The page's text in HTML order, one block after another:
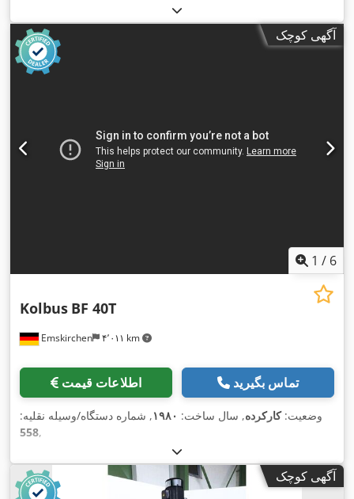
آگهی کوچک
1 / 6
Emskirchen ۴٬۰۱۱ km
Kolbus BF 40T
اطلاعات قیمت تماس بگیرید
وضعیت:کارکرده, سال ساخت: ۱۹۸۰, شماره دستگاه/وسیله نقلیه:
558,
آگهی کوچک